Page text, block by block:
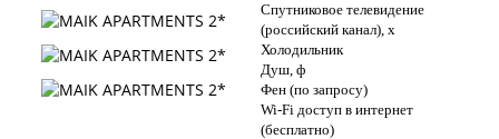
Спутниковое телевидение
(российский канал), х
Холодильник
Душ, ф
Фен (по запросу)
Wi-Fi доступ в интернет
(бесплатно)